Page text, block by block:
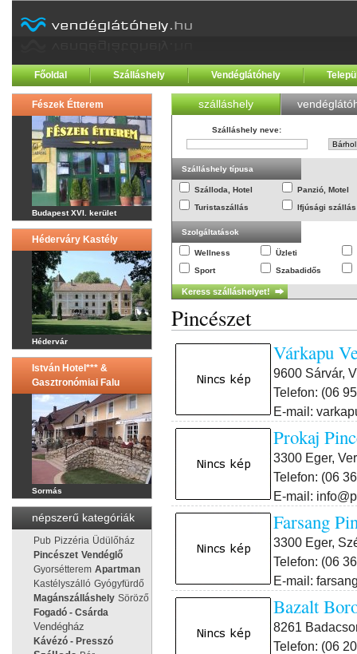
Főoldal Szálláshely Vendéglátóhely
Fészek Étterem
Budapest XVI. kerület
Héderváry Kastély
Hédervár
István Hotel*** &
Gasztronómiai Falu
Sormás
népszerű kategóriák
Pub Pizzéria Üdülőház
Pincészet Vendéglő
Gyorsétterem Apartman
Kastélyszálló Gyógyfürdő
Magánszálláshely Söröző
Fogadó - Csárda
Vendégház
Kávézó - Presszó
szálláshely
Szálláshely neve:
Szálláshely típusa
Szálloda, Hotel
Panzió, Motel
Turistaszállás
Ifjúsági szállás
Szolgáltatások
Wellness
Üzleti
Sport
Szabadidős
Pincészet
Várkapu
9600 Sárvár,
Telefon: (06
E-mail:
Prokaj
3300 Eger,
Telefon: (06
E-mail:
Farsang
3300 Eger,
Telefon: (06
E-mail:
Bazalt
8261
Telefon: (06